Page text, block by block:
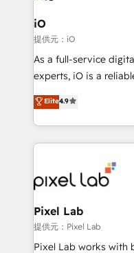
iO
提供元：iO
As a full-service
experts, iO is a
looking to strengthen
marketing,
creation. iO combines in-depth knowledge on both
the marketing and
from end-to-end. Teams of marketing specialists,
developers,
side to meet the
and project. Dedicated HubSpot teams combine all
skills for HubSpot
Elite4.9
Pixel Lab
提供元：Pixel Lab
Pixel Lab works with